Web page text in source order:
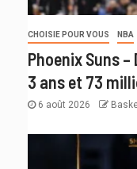
CHOISIE POUR VOUS NBA
Phoenix Suns
3 ans et 73
6 août 2026